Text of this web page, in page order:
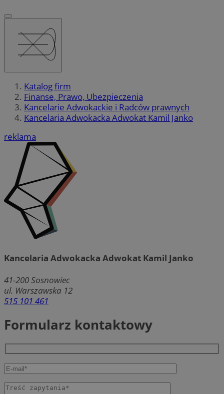
Katalog firm
Finanse, Prawo, Ubezpieczenia
Kancelarie Adwokackie i Radców prawnych
Kancelaria Adwokacka Adwokat Kamil Janko
reklama
Kancelaria Adwokacka Adwokat Kamil Janko
41-200Sosnowiec
ul. Warszawska 12
515 101 461
Formularz kontaktowy